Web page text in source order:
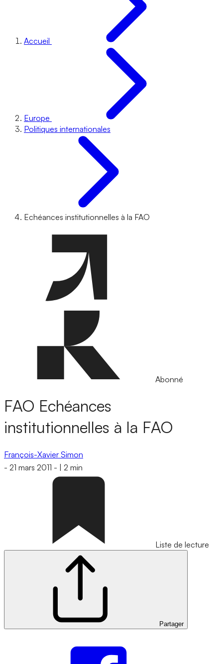
Accueil
Europe
Politiques internationales
Echéances institutionnelles à la FAO
Abonné
FAO Echéances
institutionnelles à la FAO
François-Xavier Simon
- 21 mars 2011 - 2 min
Liste de lecture
Partager